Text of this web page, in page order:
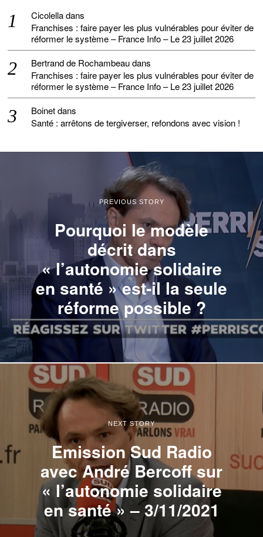
Cicolelladans
Franchises : faire payer les plus vulnérables pour éviter de
réformer le système – France Info – Le 23 juillet 2026
Bertrand de Rochambeaudans
Franchises : faire payer les plus vulnérables pour éviter de
réformer le système – France Info – Le 23 juillet 2026
Boinetdans
Santé : arrêtons de tergiverser, refondons avec vision !
PREVIOUS STORY
Pourquoi le modèle
décrit dans
« l’autonomie solidaire
en santé » est-il la seule
réforme possible ?
NEXT STORY
Emission Sud Radio
avec André Bercoff sur
« l’autonomie solidaire
en santé » – 3/11/2021